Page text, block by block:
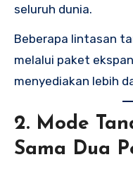
seluruh dunia.
Beberapa lintasan
melalui paket
menyediakan lebih
2. Mode
Sama Dua